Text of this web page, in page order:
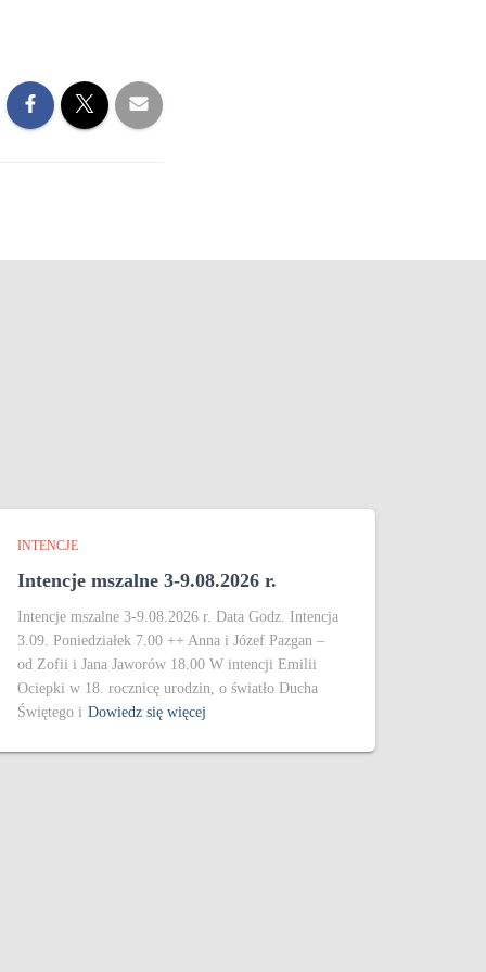
INTENCJE
Intencje mszalne 3-9.08.2026 r.
Intencje mszalne 3-9.08.2026 r. Data Godz. Intencja
3.09. Poniedziałek 7.00 ++ Anna i Józef Pazgan –
od Zofii i Jana Jaworów 18.00 W intencji Emilii
Ociepki w 18. rocznicę urodzin, o światło Ducha
Świętego i Dowiedz się więcej